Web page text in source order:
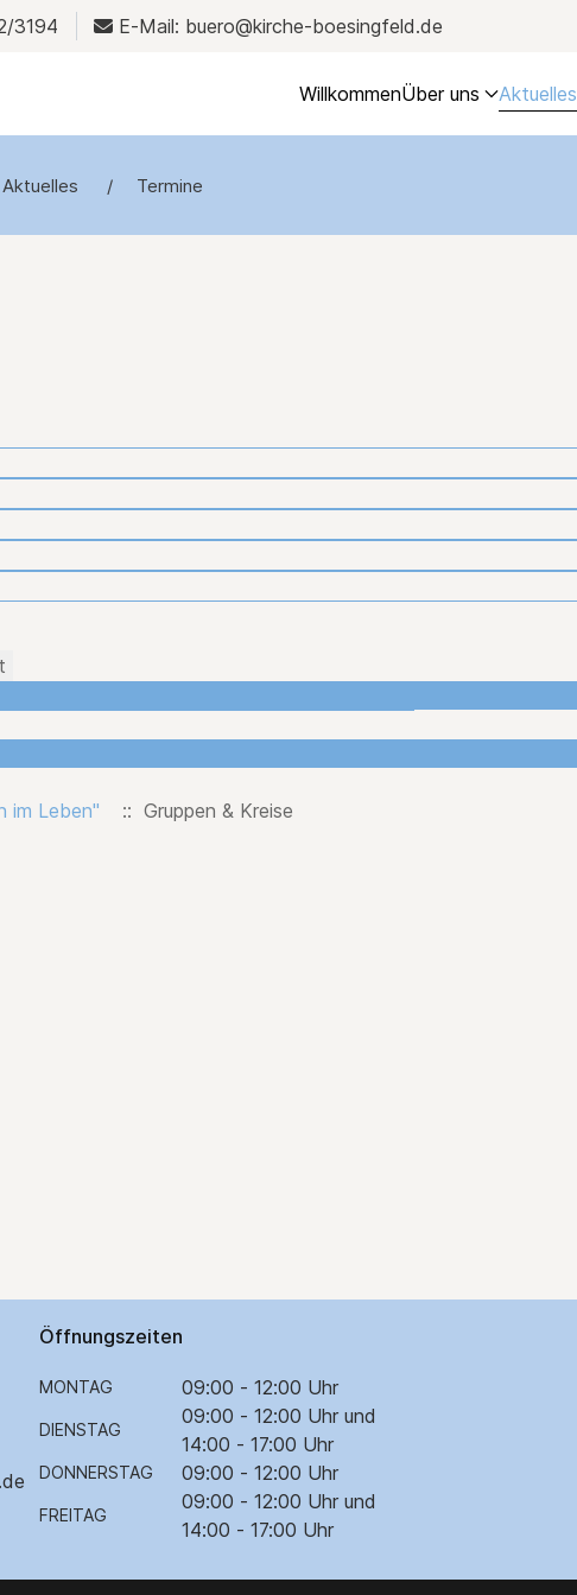
3194 E-Mail: buero@kirche-boesingfeld.de
WillkommenÜber uns Aktuelles
Aktuelles Termine
im Leben" :: Gruppen & Kreise
Öffnungszeiten
MONTAG 09:00 - 12:00 Uhr
DIENSTAG
09:00 - 12:00 Uhr und
14:00 - 17:00 Uhr
DONNERSTAG 09:00 - 12:00 Uhr
FREITAG
09:00 - 12:00 Uhr und
14:00 - 17:00 Uhr